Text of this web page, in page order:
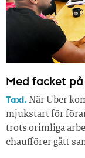
Med facket
Taxi. När Uber
mjukstart för
trots orimliga
chaufförer gått